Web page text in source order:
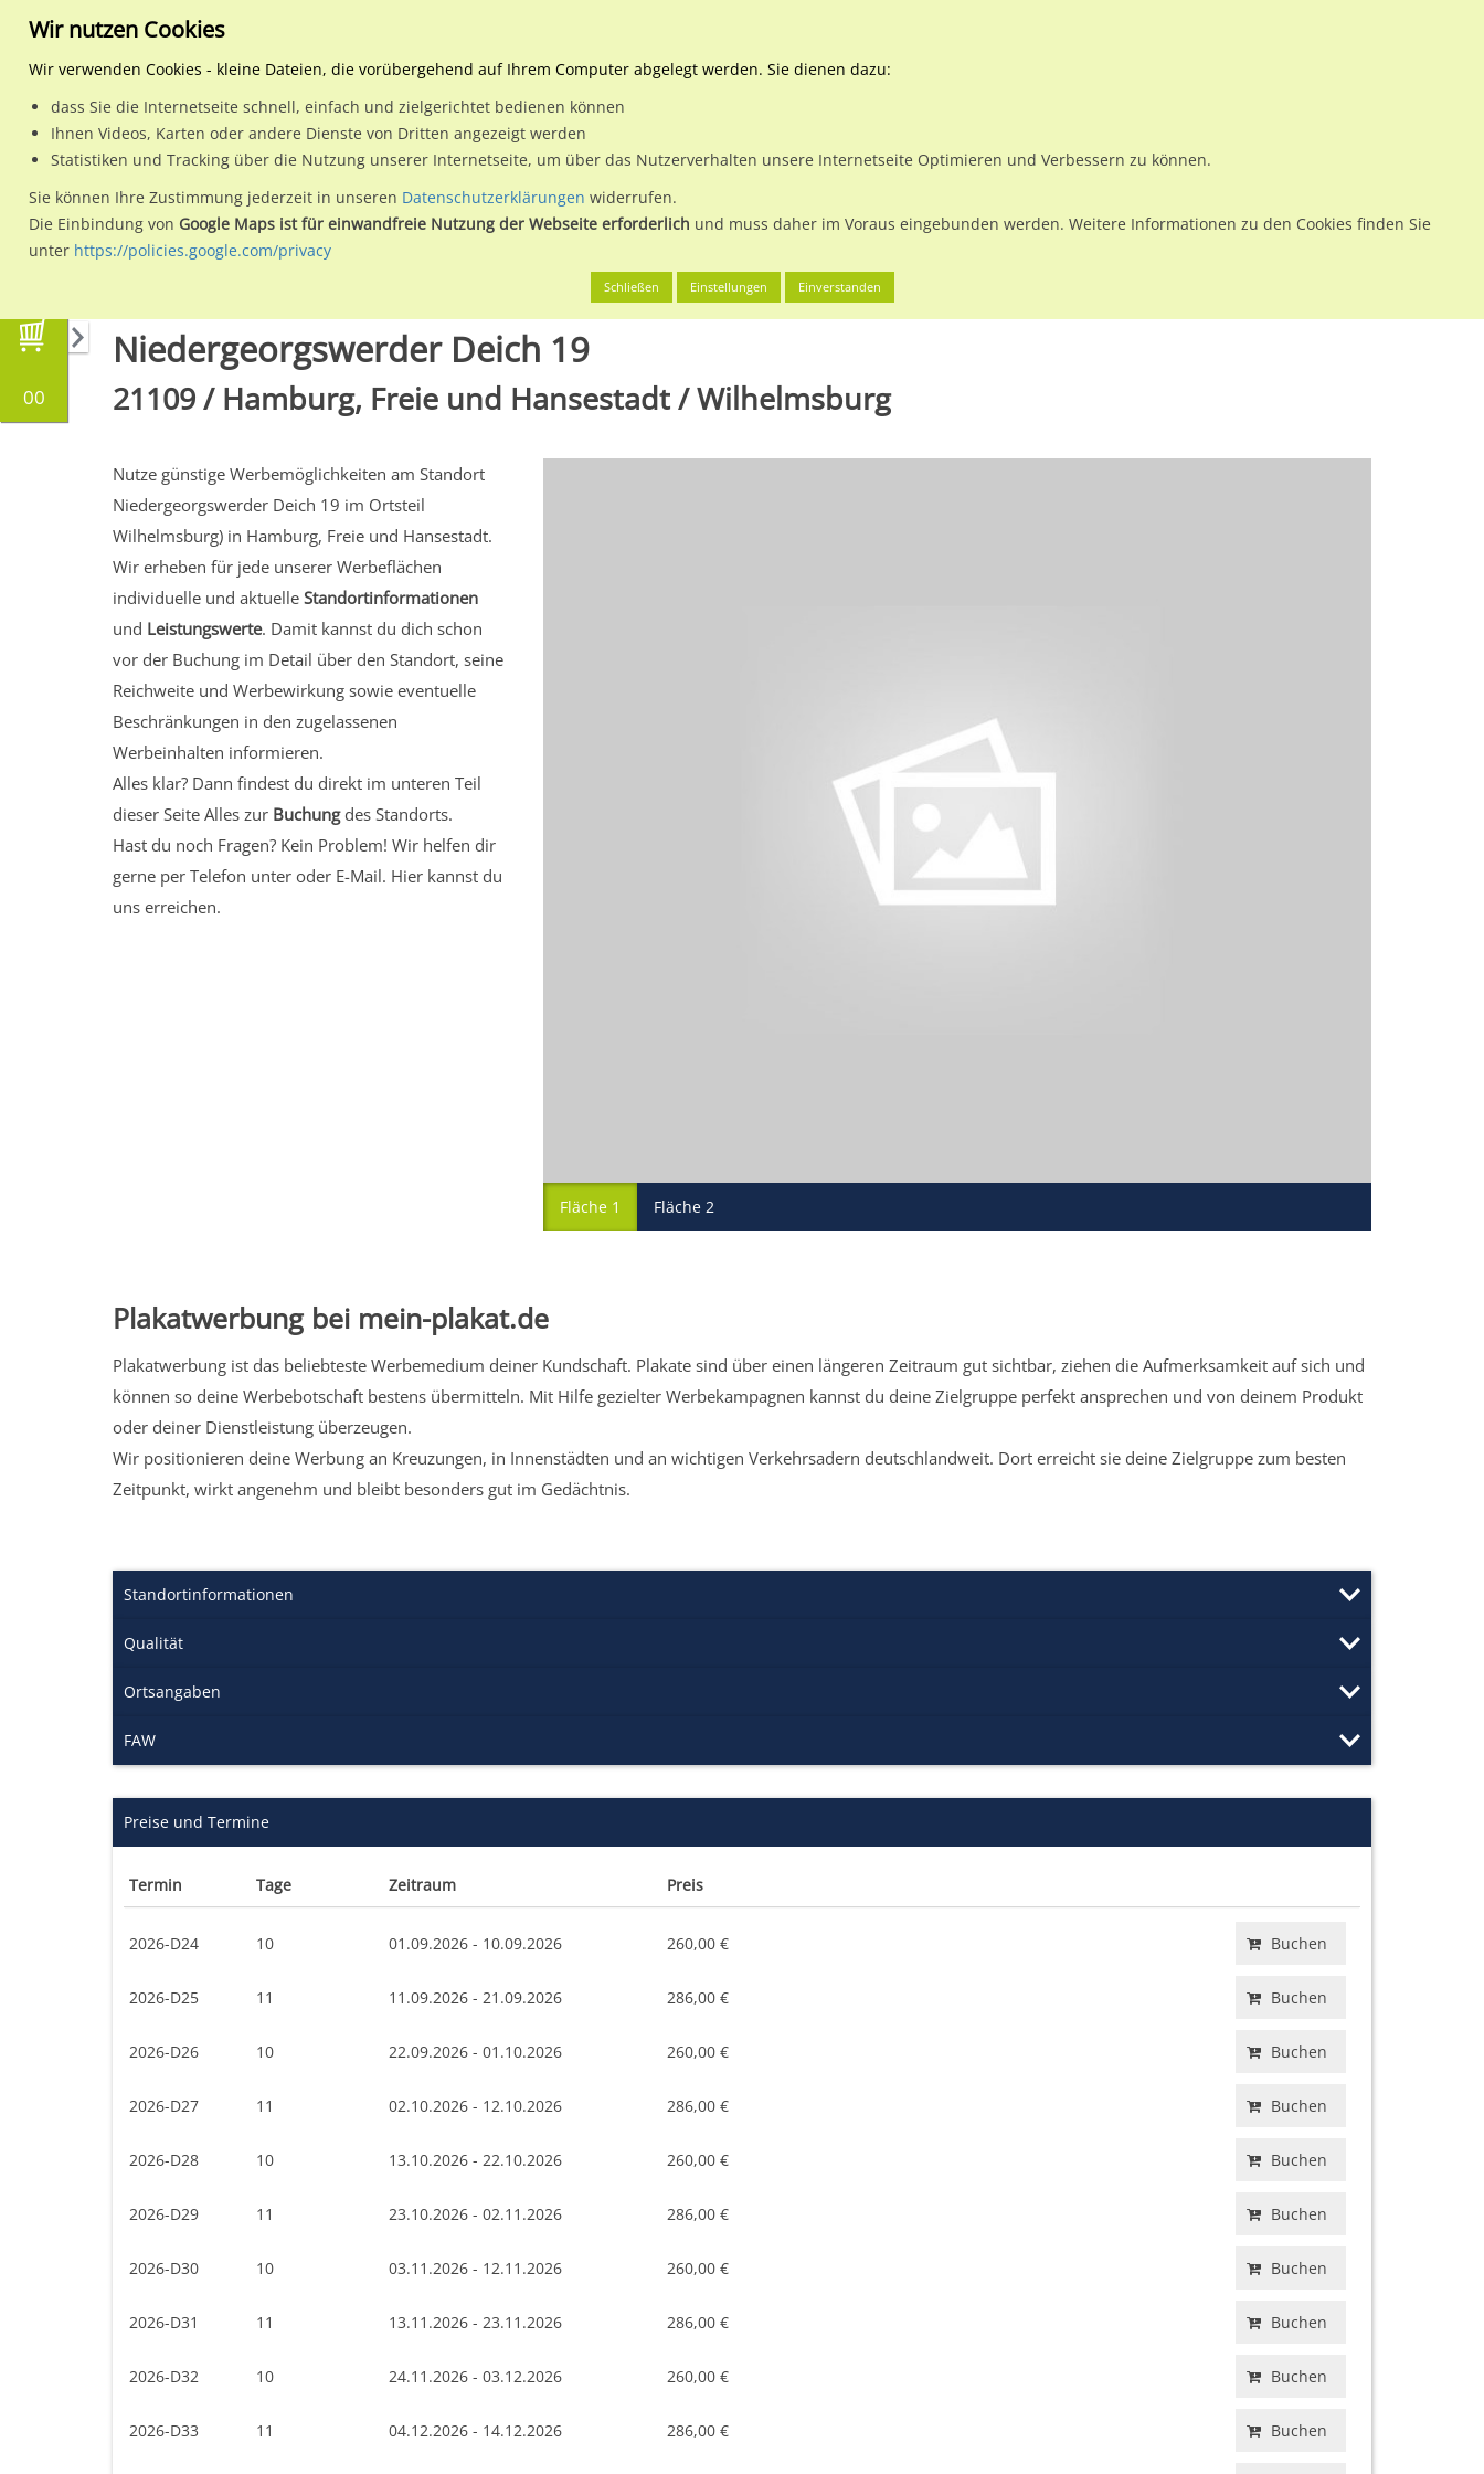
Planen & Buchen Plakatwerbung
Wähle den Werbestandort:
00
Hamburg, Freie und Hansestadt Niedergeorgswerder Deich 19
Niedergeorgswerder Deich 19
21109 / Hamburg, Freie und Hansestadt / Wilhelmsburg
Nutze günstige Werbemöglichkeiten am Standort
Niedergeorgswerder Deich 19 im Ortsteil
Wilhelmsburg) in Hamburg, Freie und Hansestadt.
Wir erheben für jede unserer Werbeflächen
individuelle und aktuelle Standortinformationen
und Leistungswerte. Damit kannst du dich schon
vor der Buchung im Detail über den Standort, seine
Reichweite und Werbewirkung sowie eventuelle
Beschränkungen in den zugelassenen
Werbeinhalten informieren.
Alles klar? Dann findest du direkt im unteren Teil
dieser Seite Alles zur Buchungdes Standorts.
Hast du noch Fragen? Kein Problem! Wir helfen dir
gerne per Telefon unter oder E-Mail. Hier kannst du
uns erreichen.
Fläche 1 Fläche 2
Plakatwerbung bei mein-plakat.de
Plakatwerbung ist das beliebteste Werbemedium deiner Kundschaft. Plakate sind über einen längeren Zeitraum gut sichtbar, ziehen die Aufmerksamkeit auf sich und
können so deine Werbebotschaft bestens übermitteln. Mit Hilfe gezielter Werbekampagnen kannst du deine Zielgruppe perfekt ansprechen und von deinem Produkt
oder deiner Dienstleistung überzeugen.
Wir positionieren deine Werbung an Kreuzungen, in Innenstädten und an wichtigen Verkehrsadern deutschlandweit. Dort erreicht sie deine Zielgruppe zum besten
Zeitpunkt, wirkt angenehm und bleibt besonders gut im Gedächtnis.
Standortinformationen
Qualität
Ortsangaben
FAW
Preise und Termine
Termin Tage Zeitraum Preis
2026-D24 10 01.09.2026 - 10.09.2026 260,00 € Buchen
2026-D25 11 11.09.2026 - 21.09.2026 286,00 € Buchen
2026-D26 10 22.09.2026 - 01.10.2026 260,00 € Buchen
2026-D27 11 02.10.2026 - 12.10.2026 286,00 € Buchen
2026-D28 10 13.10.2026 - 22.10.2026 260,00 € Buchen
2026-D29 11 23.10.2026 - 02.11.2026 286,00 € Buchen
2026-D30 10 03.11.2026 - 12.11.2026 260,00 € Buchen
2026-D31 11 13.11.2026 - 23.11.2026 286,00 € Buchen
2026-D32 10 24.11.2026 - 03.12.2026 260,00 € Buchen
2026-D33 11 04.12.2026 - 14.12.2026 286,00 € Buchen
Wir nutzen Cookies
Wir verwenden Cookies - kleine Dateien, die vorübergehend auf Ihrem Computer abgelegt werden. Sie dienen dazu:
dass Sie die Internetseite schnell, einfach und zielgerichtet bedienen können
Ihnen Videos, Karten oder andere Dienste von Dritten angezeigt werden
Statistiken und Tracking über die Nutzung unserer Internetseite, um über das Nutzerverhalten unsere Internetseite Optimieren und Verbessern zu können.
Sie können Ihre Zustimmung jederzeit in unseren Datenschutzerklärungen widerrufen.
Die Einbindung von Google Maps ist für einwandfreie Nutzung der Webseite erforderlich und muss daher im Voraus eingebunden werden. Weitere Informationen zu den Cookies finden Sie
unter https://policies.google.com/privacy
Schließen Einstellungen Einverstanden